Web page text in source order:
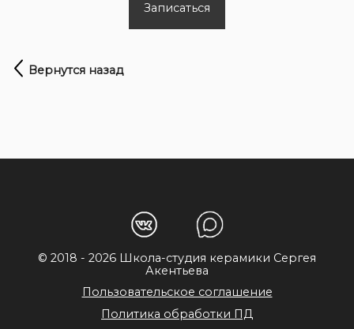
Записаться
Вернутся назад
© 2018 - 2026 Школа-студия керамики Сергея
Акентьева
Пользовательское соглашение
Политика обработки ПД